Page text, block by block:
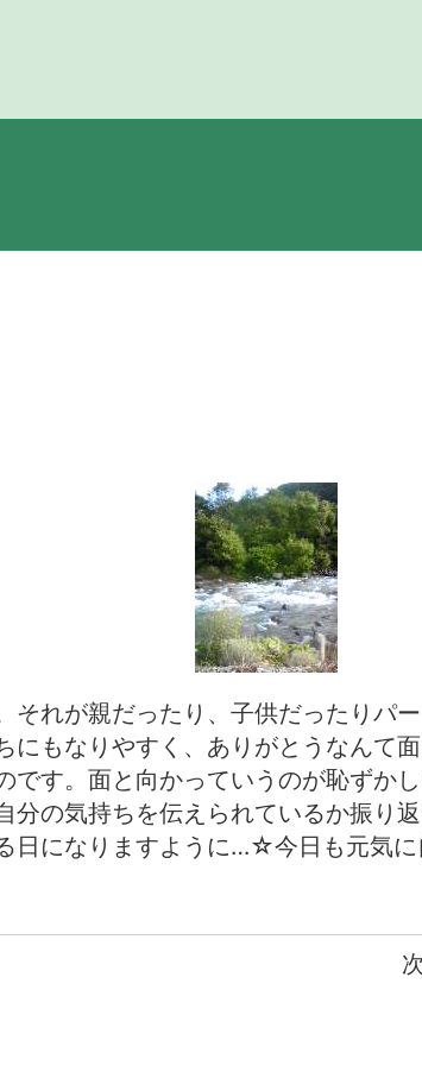
それが親だったり、子供だったりパ
にもなりやすく、ありがとうなんて
です。面と向かっていうのが恥ずか
分の気持ちを伝えられているか振り
る日になりますように…☆今日も元気